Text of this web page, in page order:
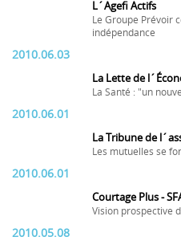
L´Agefi Actifs
Le Groupe Prévoir
indépendance
2010.06.03
La Lette de
La Santé : "un
2010.06.01
La Tribune de
Les mutuelles se
2010.06.01
Courtage Plus -
Vision prospective
2010.05.08